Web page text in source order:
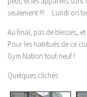
seulement !!!… Lundi on
Au final, pas de blessés,
Pour les habitués de ce
Gym Nation tout neuf !
Quelques clichés :